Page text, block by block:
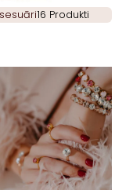
16 Produkti